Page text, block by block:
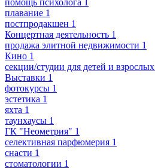
помощь психолога 1
плавание 1
постпродакшен 1
Концертная деятельность 1
продажа элитной недвижимости 1
Кино 1
секции/студии для детей и взрослых
Выставки 1
фотокурсы 1
эстетика 1
яхта 1
таунхаусы 1
ГК "Неометрия" 1
селективная парфюмерия 1
снасти 1
стоматологии 1